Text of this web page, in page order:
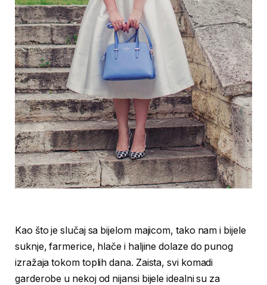
Kao što je slučaj sa bijelom majicom, tako nam i bijele
suknje, farmerice, hlače i haljine dolaze do punog
izražaja tokom toplih dana. Zaista, svi komadi
garderobe u nekoj od nijansi bijele idealni su za